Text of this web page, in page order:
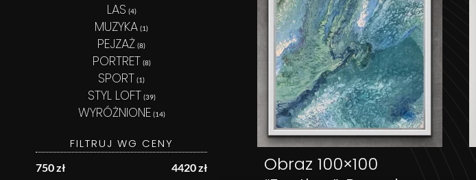
Obraz 100×100DODAJ DO KOSZYKA
LAS (4)
MUZYKA (1)
PEJZAŻ (8)
PORTRET (8)
SPORT (1)
STYL LOFT (39)
WYRÓŻNIONE (14)
FILTRUJ WG CENY
750 zł 4420 zł